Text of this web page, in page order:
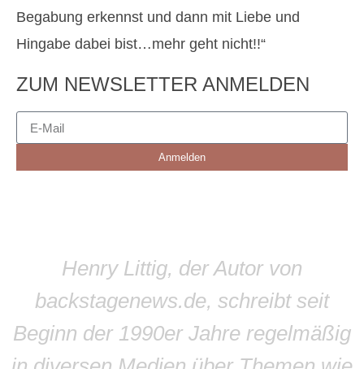
Begabung erkennst und dann mit Liebe und
Hingabe dabei bist…mehr geht nicht!!“
ZUM NEWSLETTER ANMELDEN
Anmelden
Henry Littig, der Autor von
backstagenews.de, schreibt seit
Beginn der 1990er Jahre regelmäßig